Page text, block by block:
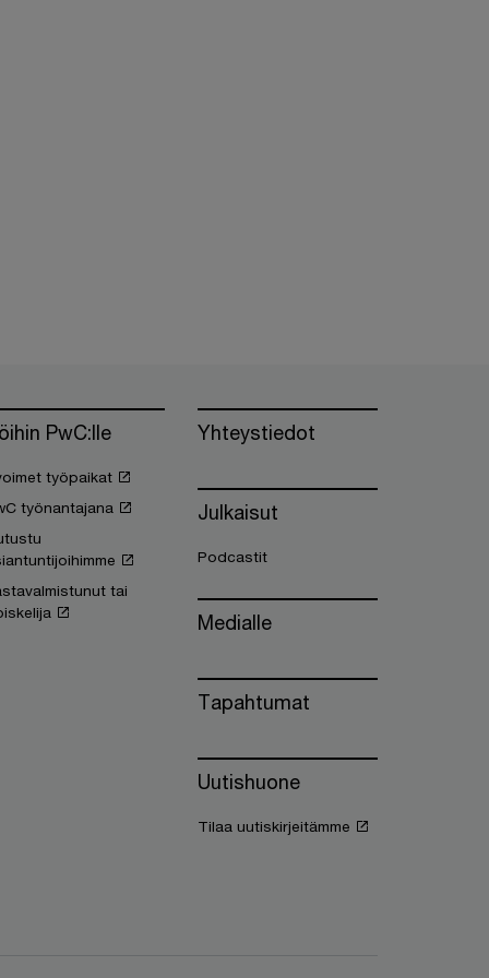
PwC:lle
työpaikat
työnantajana
tai
Yhteystiedot
Julkaisut
Podcastit
Medialle
Tapahtumat
Uutishuone
Tilaa uutiskirjeitämme